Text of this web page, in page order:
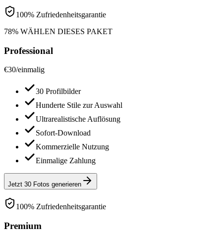
100% Zufriedenheitsgarantie
78% WÄHLEN DIESES PAKET
Professional
€30/einmalig
30 Profilbilder
Hunderte Stile zur Auswahl
Ultrarealistische Auflösung
Sofort-Download
Kommerzielle Nutzung
Einmalige Zahlung
Jetzt 30 Fotos generieren
100% Zufriedenheitsgarantie
Premium